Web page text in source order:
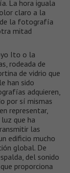
La hora iguala
claro a la
de la fotografía
mitad
Ito o la
rodeada de
de vidrio que
han sido
adquieren,
por sí mismas
representar,
que ha
las
edificio mucho
global. De
del sonido
proporciona